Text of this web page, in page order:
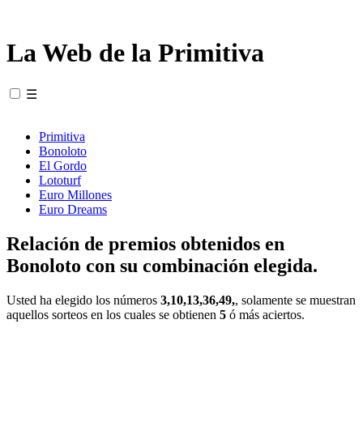
La Web de la Primitiva
☰
Primitiva
Bonoloto
El Gordo
Lototurf
Euro Millones
Euro Dreams
Relación de premios obtenidos en
Bonoloto con su combinación elegida.
Usted ha elegido los números 3,10,13,36,49,, solamente se muestran
aquellos sorteos en los cuales se obtienen 5 ó más aciertos.